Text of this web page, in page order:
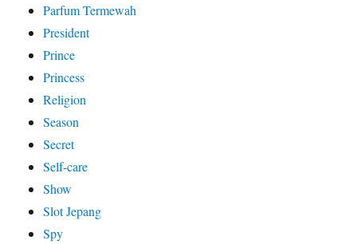
Parfum Termewah
President
Prince
Princess
Religion
Season
Secret
Self-care
Show
Slot Jepang
Spy